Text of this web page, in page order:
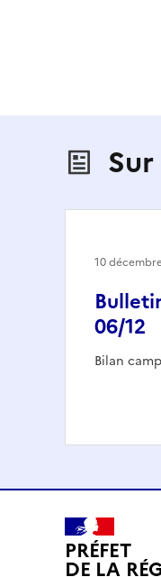
06/12
Bilan
10
PRÉFET
DE LA